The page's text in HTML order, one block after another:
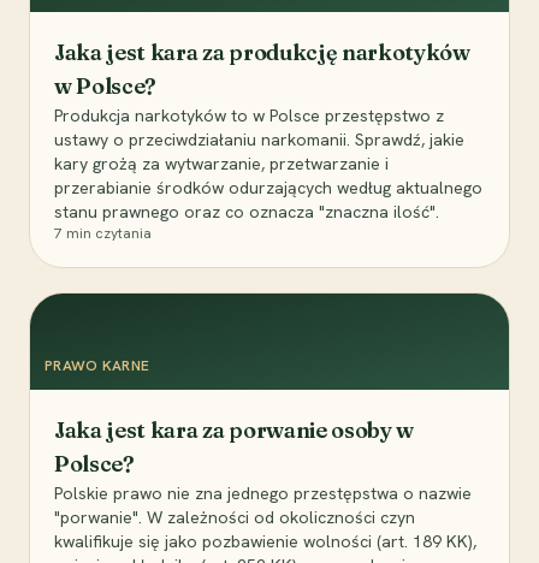
Jaka jest kara za produkcję narkotyków
w Polsce?
Produkcja narkotyków to w Polsce przestępstwo z
ustawy o przeciwdziałaniu narkomanii. Sprawdź, jakie
kary grożą za wytwarzanie, przetwarzanie i
przerabianie środków odurzających według aktualnego
stanu prawnego oraz co oznacza "znaczna ilość".
7 min czytania
PRAWO KARNE
Jaka jest kara za porwanie osoby w
Polsce?
Polskie prawo nie zna jednego przestępstwa o nazwie
"porwanie". W zależności od okoliczności czyn
kwalifikuje się jako pozbawienie wolności (art. 189 KK),